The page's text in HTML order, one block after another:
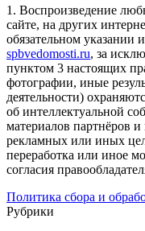
1. Воспроизведение
сайте, на других
обязательном указании
spbvedomosti.ru, за
пунктом 3 настоящих
фотографии, иные
деятельности)
об интеллектуальной
материалов партнёров
рекламных или иных
переработка или иное
согласия
Политика сбора и
Рубрики